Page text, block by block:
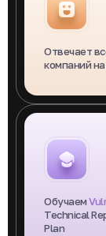
Отвечает
компаний
Обучаем
Technical
Plan